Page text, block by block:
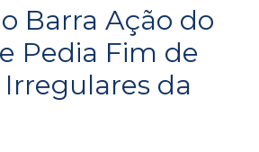
Barra Ação do
Pedia Fim de
da